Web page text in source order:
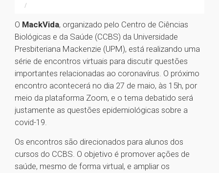
O MackVida, organizado pelo Centro de Ciências
Biológicas e da Saúde (CCBS) da Universidade
Presbiteriana Mackenzie (UPM), está realizando uma
série de encontros virtuais para discutir questões
importantes relacionadas ao coronavírus. O próximo
encontro acontecerá no dia 27 de maio, às 15h, por
meio da plataforma Zoom, e o tema debatido será
justamente as questões epidemiológicas sobre a
covid-19.
Os encontros são direcionados para alunos dos
cursos do CCBS. O objetivo é promover ações de
saúde, mesmo de forma virtual, e ampliar os